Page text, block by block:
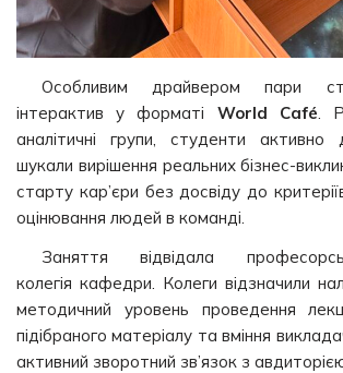
Особливим драйвером пари
інтерактив у форматі World Café.
аналітичні групи, студенти активно
шукали вирішення реальних бізнес-
старту кар’єри без досвіду до
оцінювання людей в команді.
Заняття відвідала
колегія кафедри. Колеги відзначили
методичний уровень проведення
підібраного матеріалу та вміння
активний зворотний зв’язок з